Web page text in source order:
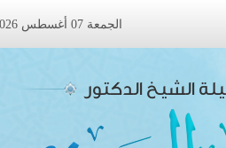
الجمعة 07 أغسطس 2026 ميلادى الموافق 23 صفر 1448 هجرى
الشيخ الدكتور